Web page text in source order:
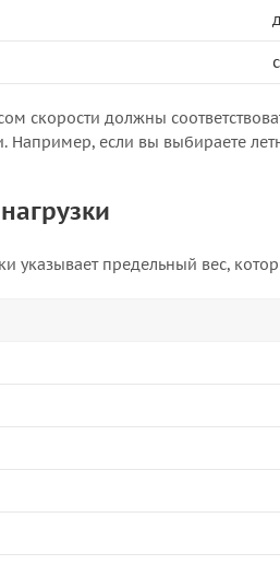
скорости должны
Например, если вы выбираете
указывает предельный вес,